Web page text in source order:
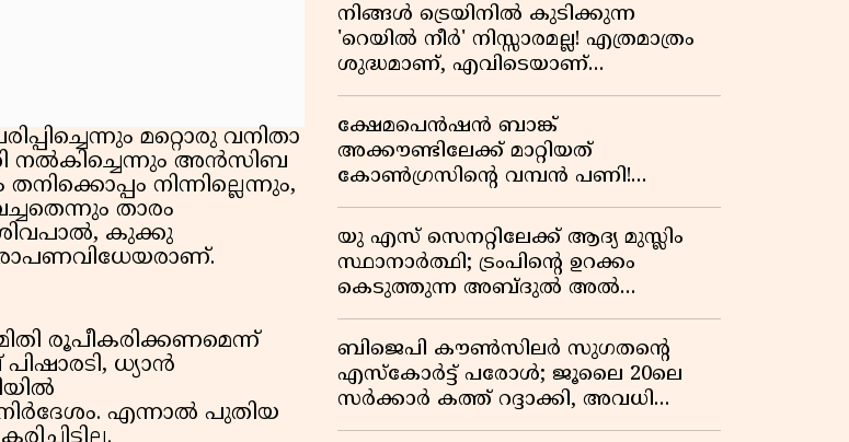
മറ്റൊരു വനിതാ
നൽകിച്ചെന്നും അൻസിബ
നിന്നില്ലെന്നും,
താരം
ശിവപാൽ, കുക്കു
രൂപീകരിക്കണമെന്ന്
ധ്യാൻ
എന്നാൽ പുതിയ
നിങ്ങൾ ട്രെയിനിൽ കുടിക്കുന്ന
'റെയിൽ നീർ' നിസ്സാരമല്ല! എത്രമാത്രം
ശുദ്ധമാണ്, എവിടെയാണ്
ഉണ്ടാക്കുന്നത്? നിർമാണ രഹസ്യങ്ങൾ
അത്ഭുതപ്പെടുത്തും
ക്ഷേമപെൻഷൻ ബാങ്ക്
അക്കൗണ്ടിലേക്ക് മാറ്റിയത്
കോൺഗ്രസിന്റെ വമ്പൻ പണി!
സഹകരണ സംഘങ്ങളെ
ഒഴിവാക്കുമ്പോൾ വലിയ തിരിച്ചടി
സിപിഎമ്മിന്? നഷ്ടമാകുന്നത് ജനകീയ
അടിത്തറ!
യു എസ് സെനറ്റിലേക്ക് ആദ്യ മുസ്ലിം
സ്ഥാനാർത്ഥി; ട്രംപിന്റെ ഉറക്കം
കെടുത്തുന്ന അബ്ദുൽ അൽ
സയ്യിദിന്റെ രാഷ്ട്രീയ തരംഗം!
'അവസാന റിപ്പബ്ലിക്കൻ
പ്രസിഡന്റാകുമോ ട്രംപ്?'
ബിജെപി കൗൺസിലർ സുഗതന്റെ
എസ്‌കോർട്ട് പരോൾ; ജൂലൈ 20ലെ
സർക്കാർ കത്ത് റദ്ദാക്കി, അവധി
ഫയലിലെ വീഴ്ചകളിൽ മുഖ്യമന്ത്രിയുടെ